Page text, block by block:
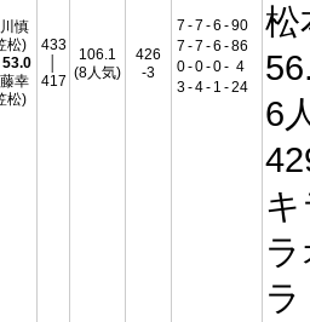
慎
松)
53.0
幸
松)
433
417
106.1
(8人気)
426
-3
7 -7 -6 -90
7 -7 -6 -86
0-0-0- 4
3-4- 1 -24
6
ラ